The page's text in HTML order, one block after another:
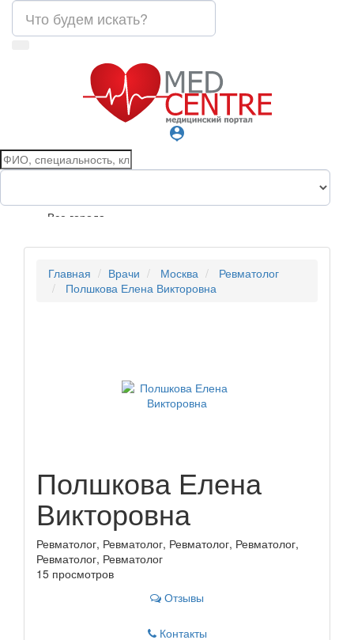
person_pin
Все города
Главная Врачи Москва
Ревматолог
Полшкова Елена Викторовна
Полшкова Елена
Викторовна
Ревматолог, Ревматолог, Ревматолог, Ревматолог,
Ревматолог, Ревматолог
15 просмотров
Отзывы
Контакты